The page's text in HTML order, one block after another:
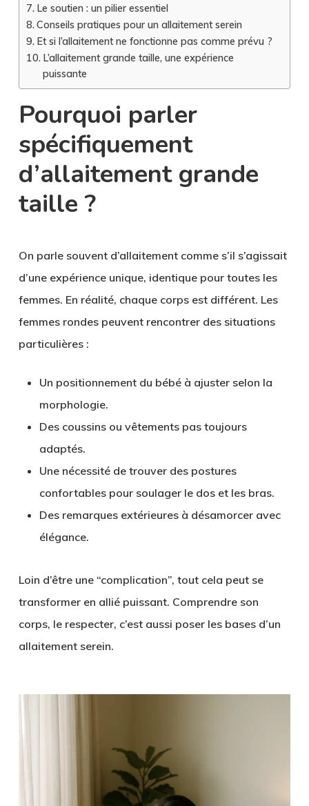
Le soutien : un pilier essentiel
Conseils pratiques pour un allaitement serein
Et si l’allaitement ne fonctionne pas comme prévu ?
L’allaitement grande taille, une expérience
puissante
Pourquoi parler
spécifiquement
d’allaitement grande
taille ?
On parle souvent d’allaitement comme s’il s’agissait
d’une expérience unique, identique pour toutes les
femmes. En réalité, chaque corps est différent. Les
femmes rondes peuvent rencontrer des situations
particulières:
Un positionnement du bébé à ajuster selon la
morphologie.
Des coussins ou vêtements pas toujours
adaptés.
Une nécessité de trouver des postures
confortables pour soulager le dos et les bras.
Des remarques extérieures à désamorcer avec
élégance.
Loin d’être une “complication”, tout cela peut se
transformer en allié puissant. Comprendre son
corps, le respecter, c’est aussi poser les bases d’un
allaitement serein.